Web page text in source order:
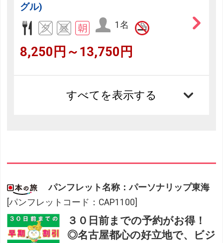
グル)
1名
8,250円～13,750円
すべてを表示する
パンフレット名称：パーソナリップ東海
[パンフレットコード：CAP1100]
３０日前までの予約がお得！
◎名古屋都心の好立地で、ビジ